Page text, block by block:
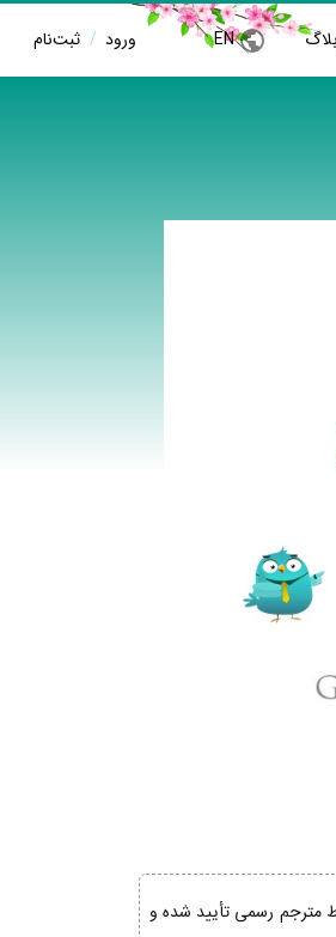
EN ورود / ثبت‌نام
مترجم رسمی تأیید شده و